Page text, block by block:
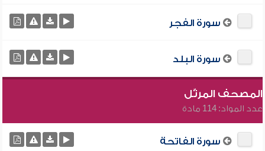
سورة الفجر
سورة البلد
المصحف المرتّل
عدد المواد: 114 مادة
سورة الفاتحة